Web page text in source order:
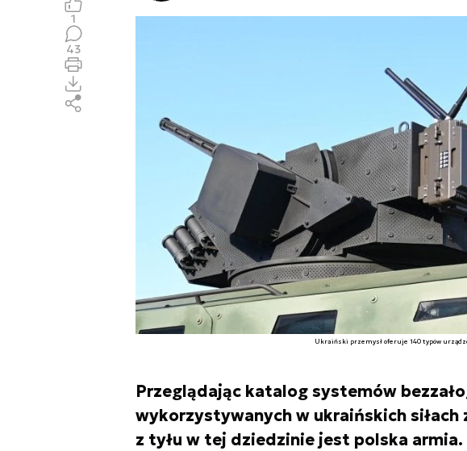
Ukraiński przemysł oferuje 140 typów
Przeglądając katalog systemów
wykorzystywanych w ukraińskich
z tyłu w tej dziedzinie jest polska
1
43